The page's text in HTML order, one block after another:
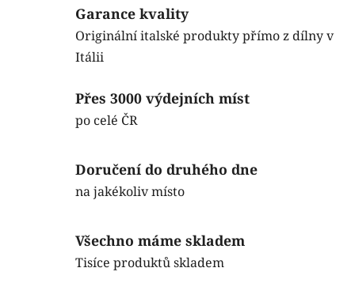
Garance kvality
Originální italské produkty přímo z dílny v
Itálii
Přes 3000 výdejních míst
po celé ČR
Doručení do druhého dne
na jakékoliv místo
Všechno máme skladem
Tisíce produktů skladem